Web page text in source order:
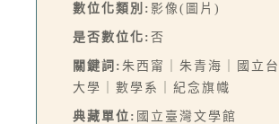
數位化類別: 影像(圖片)
是否數位化: 否
關鍵詞: 朱西甯｜朱青海｜國立
大學｜數學系｜紀念旗幟
典藏單位: 國立臺灣文學館